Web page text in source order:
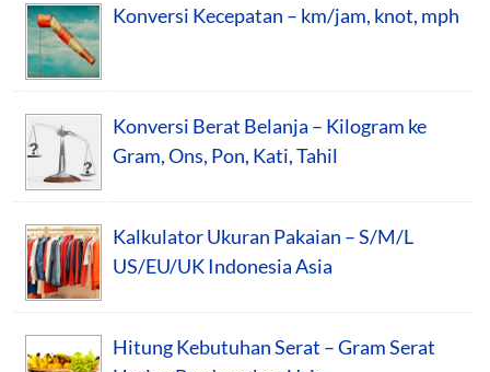
Konversi Kecepatan – km/jam, knot, mph
Konversi Berat Belanja – Kilogram ke
Gram, Ons, Pon, Kati, Tahil
Kalkulator Ukuran Pakaian – S/M/L
US/EU/UK Indonesia Asia
Hitung Kebutuhan Serat – Gram Serat